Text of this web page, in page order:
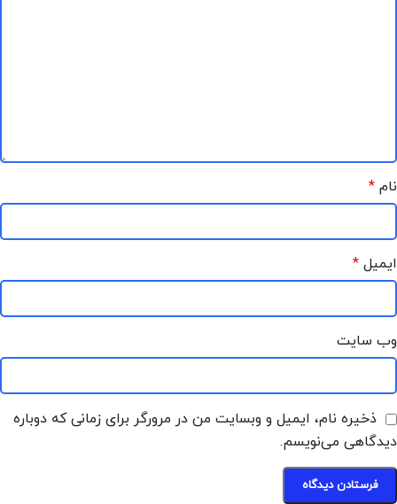
نام *
ایمیل *
وب‌ سایت
ذخیره نام، ایمیل و وبسایت من در مرورگر برای زمانی که دوباره
دیدگاهی می‌نویسم.